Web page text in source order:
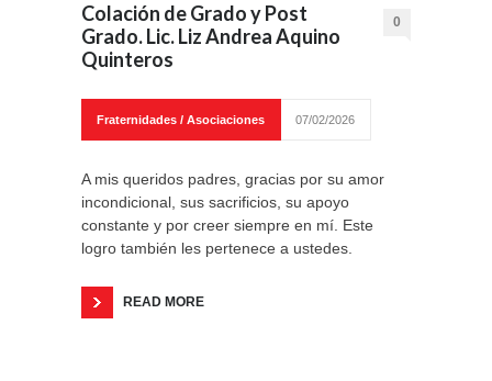
Colación de Grado y Post
Grado. Lic. Liz Andrea Aquino
Quinteros
0
Fraternidades / Asociaciones 07/02/2026
A mis queridos padres, gracias por su amor
incondicional, sus sacrificios, su apoyo
constante y por creer siempre en mí. Este
logro también les pertenece a ustedes.
READ MORE